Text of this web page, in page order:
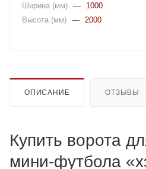
Ширина (мм) —
1000
Высота (мм) — 2000
ОПИСАНИЕ ОТЗЫВЫ
Купить ворота
мини-футбола